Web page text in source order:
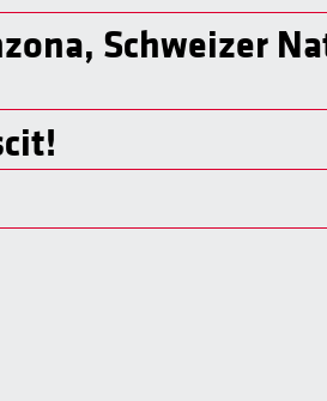
Schweizer